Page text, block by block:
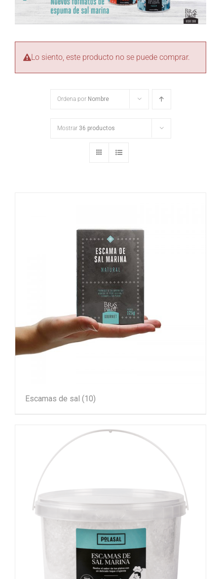
Lo siento, este producto no se puede comprar.
Ordena por Nombre
Mostrar 36 productos
Escamas de sal (10)